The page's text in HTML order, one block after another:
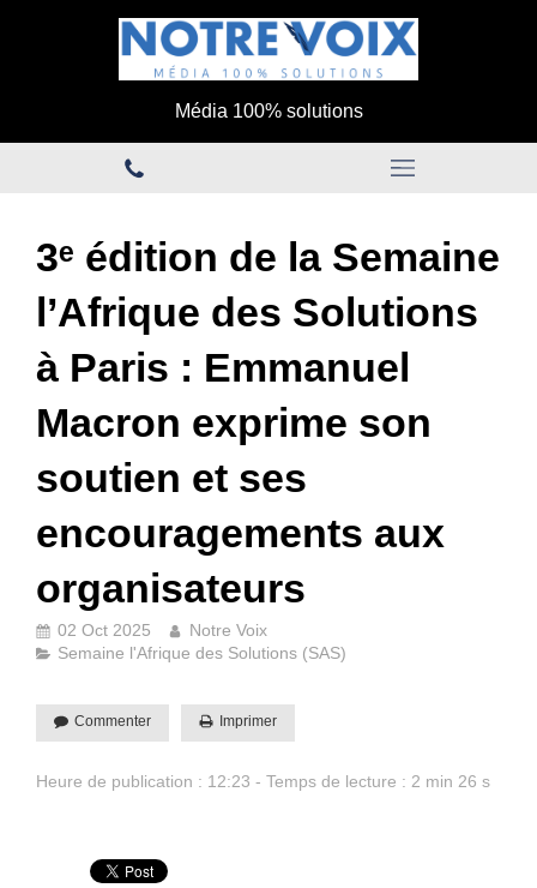
Média 100% solutions
3ᵉ édition de la Semaine
l’Afrique des Solutions
à Paris : Emmanuel
Macron exprime son
soutien et ses
encouragements aux
organisateurs
02 Oct 2025
Notre Voix
Semaine l'Afrique des Solutions (SAS)
Commenter Imprimer
Heure de publication : 12:23 - Temps de lecture : 2 min 26 s